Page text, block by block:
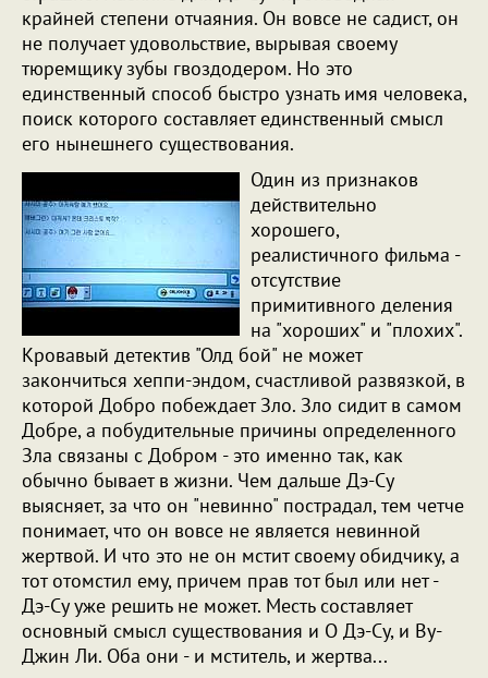
крайней степени отчаяния. Он вовсе не садист, он
не получает удовольствие, вырывая своему
тюремщику зубы гвоздодером. Но это
единственный способ быстро узнать имя человека,
поиск которого составляет единственный смысл
его нынешнего существования.
Один из признаков
действительно
хорошего,
реалистичного фильма -
отсутствие
примитивного деления
на "хороших" и "плохих".
Кровавый детектив "Олд бой" не может
закончиться хеппи-эндом, счастливой развязкой, в
которой Добро побеждает Зло. Зло сидит в самом
Добре, а побудительные причины определенного
Зла связаны с Добром - это именно так, как
обычно бывает в жизни. Чем дальше Дэ-Су
выясняет, за что он "невинно" пострадал, тем четче
понимает, что он вовсе не является невинной
жертвой. И что это не он мстит своему обидчику, а
тот отомстил ему, причем прав тот был или нет -
Дэ-Су уже решить не может. Месть составляет
основный смысл существования и О Дэ-Су, и Ву-
Джин Ли. Оба они - и мститель, и жертва...